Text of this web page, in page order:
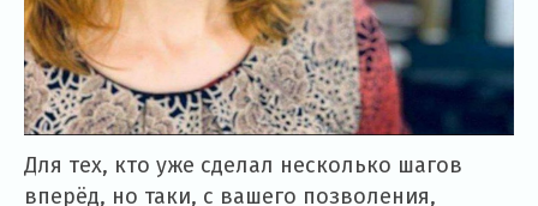
Для тех, кто уже сделал несколько шагов
вперёд, но таки, с вашего позволения,